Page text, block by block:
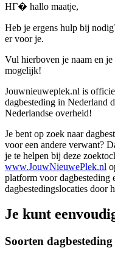
HГ� hallo maatje,
Heb je ergens hulp bij
er voor je.
Vul hierboven je naam en
mogelijk!
Jouwnieuweplek.nl is
dagbesteding in Nederland
Nederlandse overheid!
Je bent op zoek naar
voor een andere verwant?
je te helpen bij deze
www.JouwNieuwePlek.nl
platform voor dagbesteding
dagbestedingslocaties door
Je kunt
Soorten dagbesteding